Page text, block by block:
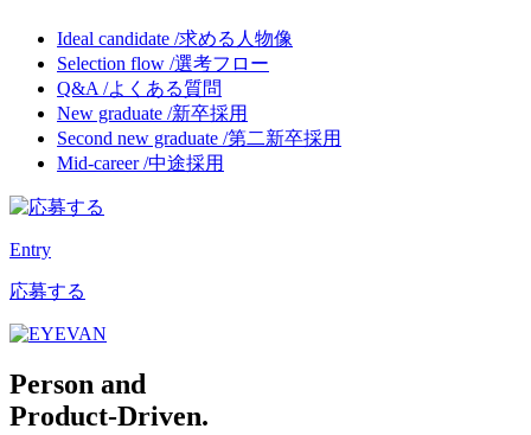
Ideal candidate /求める人物像
Selection flow /選考フロー
Q&A /よくある質問
New graduate /新卒採用
Second new graduate /第二新卒採用
Mid-career /中途採用
Entry
応募する
Person and
Product-Driven.